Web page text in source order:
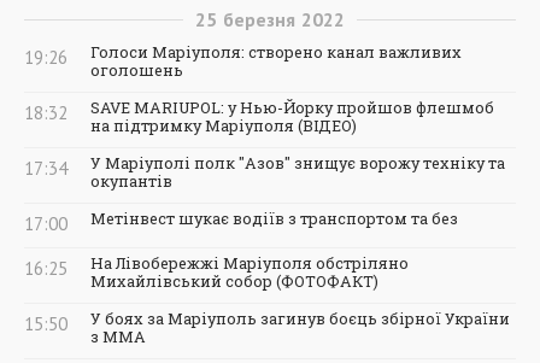
25 березня 2022
19:26
Голоси Маріуполя: створено канал важливих
оголошень
18:32
SAVE MARIUPOL: у Нью-Йорку пройшов флешмоб
на підтримку Маріуполя (ВІДЕО)
17:34
У Маріуполі полк "Азов" знищує ворожу техніку та
окупантів
17:00 Метінвест шукає водіїв з транспортом та без
16:25
На Лівобережжі Маріуполя обстріляно
Михайлівський собор (ФОТОФАКТ)
15:50
У боях за Маріуполь загинув боєць збірної України
з ММА